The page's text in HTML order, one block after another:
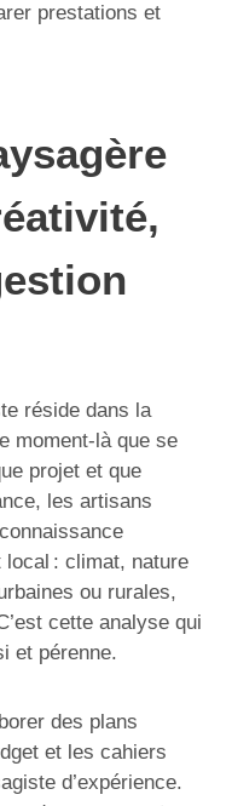
prestations et
réside dans la
moment-là que se
projet et que
les artisans
local : climat, nature
ou rurales,
cette analyse qui
et pérenne.
des plans
et les cahiers
d’expérience.